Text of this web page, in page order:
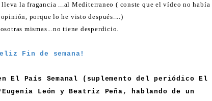
la fragancia ...al Mediterraneo ( conste que el vídeo no había
porque lo he visto después....)
mismas...no tiene desperdicio.
Fin de semana!
El País Semanal (suplemento del periódico El
León y Beatriz Peña, hablando de un